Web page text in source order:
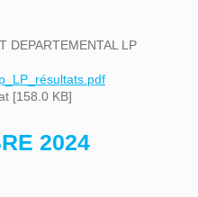
DEPARTEMENTAL LP
[158.0 KB]
2024